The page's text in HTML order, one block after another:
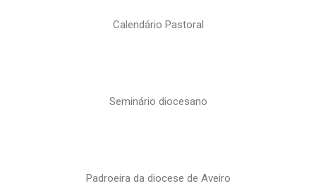
Calendário Pastoral
Seminário diocesano
Padroeira da diocese de Aveiro